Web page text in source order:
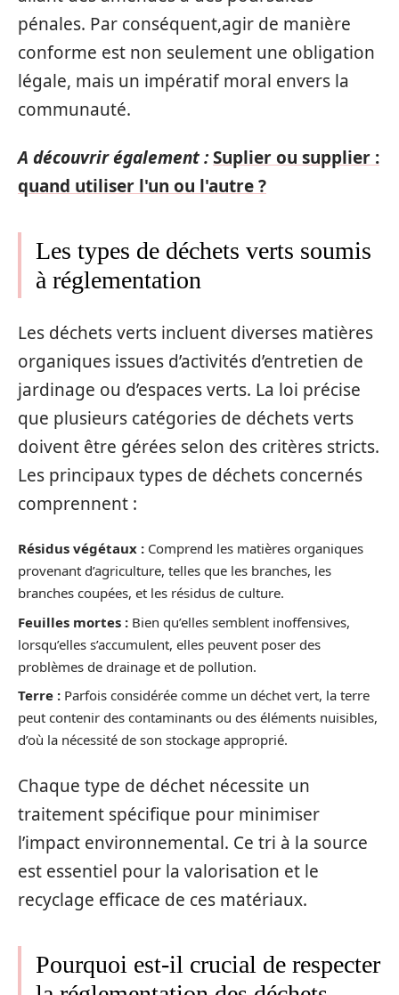
pénales. Par conséquent,agir de manière
conforme est non seulement une obligation
légale, mais un impératif moral envers la
communauté.
A découvrir également :Suplier ou supplier :
quand utiliser l'un ou l'autre ?
Les types de déchets verts soumis
à réglementation
Les déchets verts incluent diverses matières
organiques issues d’activités d’entretien de
jardinage ou d’espaces verts. La loi précise
que plusieurs catégories de déchets verts
doivent être gérées selon des critères stricts.
Les principaux types de déchets concernés
comprennent :
Résidus végétaux : Comprend les matières organiques
provenant d’agriculture, telles que les branches, les
branches coupées, et les résidus de culture.
Feuilles mortes : Bien qu’elles semblent inoffensives,
lorsqu’elles s’accumulent, elles peuvent poser des
problèmes de drainage et de pollution.
Terre : Parfois considérée comme un déchet vert, la terre
peut contenir des contaminants ou des éléments nuisibles,
d’où la nécessité de son stockage approprié.
Chaque type de déchet nécessite un
traitement spécifique pour minimiser
l’impact environnemental. Ce tri à la source
est essentiel pour la valorisation et le
recyclage efficace de ces matériaux.
Pourquoi est-il crucial de respecter